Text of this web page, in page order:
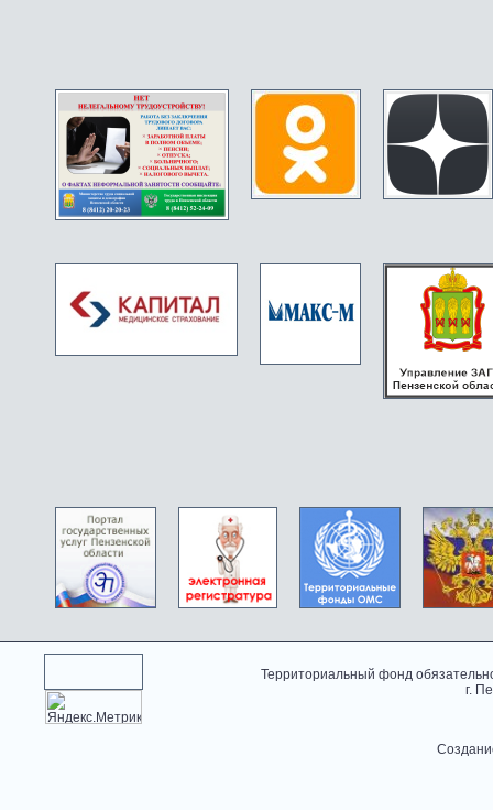
Территориальный фонд
г.